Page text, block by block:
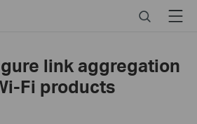
SearchMenu
link aggregation
Fi products